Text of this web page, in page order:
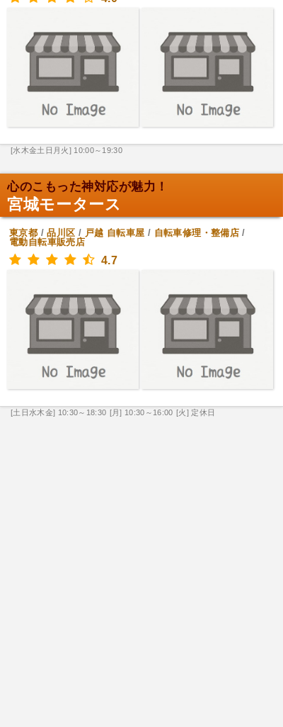
[水木金土日月火] 10:00～19:30
心のこもった神対応が魅力！
宮城モータース
東京都 /品川区 / 戸越 自転車屋 / 自転車修理・整備店 /
電動自転車販売店
4.7
[土日水木金] 10:30～18:30 [月] 10:30～16:00 [火] 定休日